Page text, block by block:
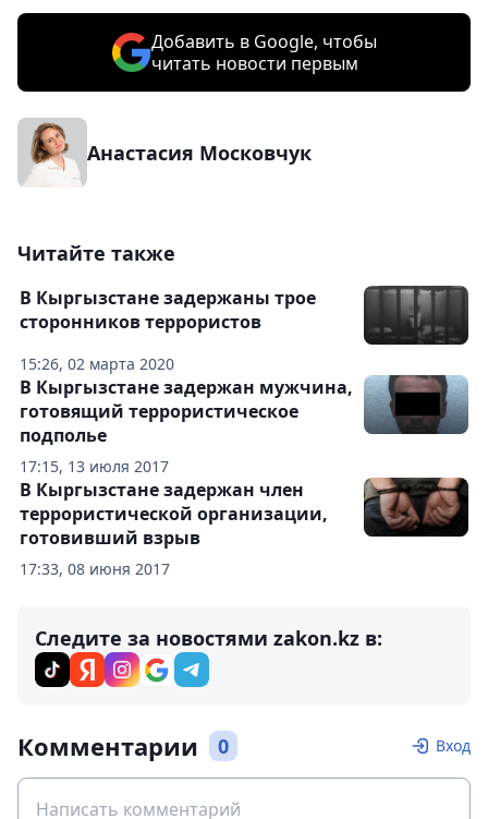
Добавить в Google, чтобы
читать новости первым
Анастасия Московчук
Читайте также
15:26, 02 марта 2020
В Кыргызстане задержаны трое
сторонников террористов
17:15, 13 июля 2017
В Кыргызстане задержан мужчина,
готовящий террористическое
подполье
17:33, 08 июня 2017
В Кыргызстане задержан член
террористической организации,
готовивший взрыв
Следите за новостями zakon.kz в:
Комментарии 0 Вход